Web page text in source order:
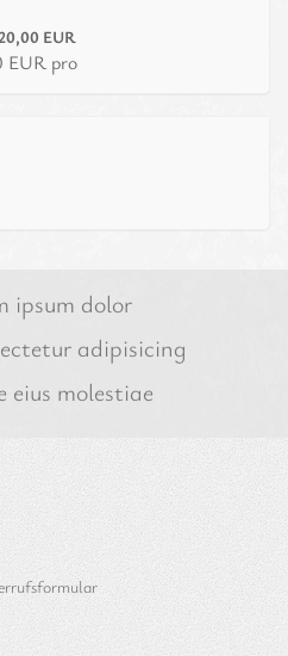
EUR
EUR pro
ipsum dolor
adipisicing
eius molestiae